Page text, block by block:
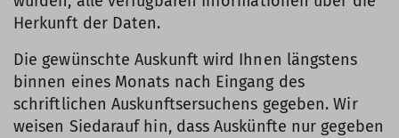
Herkunft der Daten.
Die gewünschte Auskunft wird Ihnen längstens
binnen eines Monats nach Eingang des
schriftlichen Auskunftsersuchens gegeben. Wir
weisen Siedarauf hin, dass Auskünfte nur gegeben